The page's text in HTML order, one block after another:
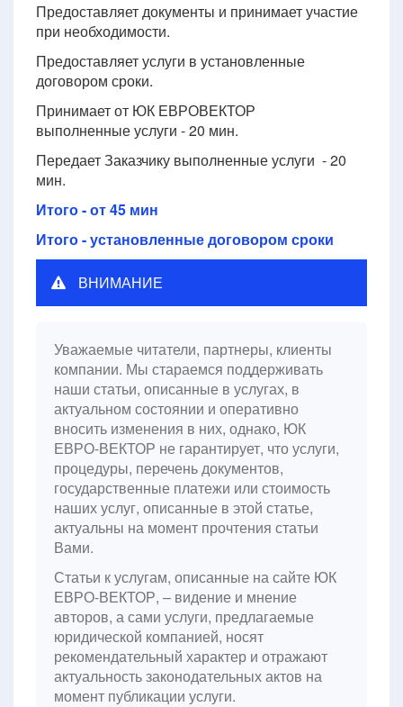
Предоставляет документы и принимает участие
при необходимости.
Предоставляет услуги в установленные
договором сроки.
Принимает от ЮК ЕВРОВЕКТОР
выполненные услуги - 20 мин.
Передает Заказчику выполненные услуги - 20
мин.
Итого - от 45 мин
Итого - установленные договором сроки
ВНИМАНИЕ
Уважаемые читатели, партнеры, клиенты
компании. Мы стараемся поддерживать
наши статьи, описанные в услугах, в
актуальном состоянии и оперативно
вносить изменения в них, однако, ЮК
ЕВРО-ВЕКТОР не гарантирует, что услуги,
процедуры, перечень документов,
государственные платежи или стоимость
наших услуг, описанные в этой статье,
актуальны на момент прочтения статьи
Вами.
Статьи к услугам, описанные на сайте ЮК
ЕВРО-ВЕКТОР, – видение и мнение
авторов, а сами услуги, предлагаемые
юридической компанией, носят
рекомендательный характер и отражают
актуальность законодательных актов на
момент публикации услуги.